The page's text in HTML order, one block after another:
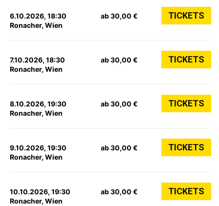
6.10.2026, 18:30
Ronacher, Wien
ab 30,00 € TICKETS
7.10.2026, 18:30
Ronacher, Wien
ab 30,00 € TICKETS
8.10.2026, 19:30
Ronacher, Wien
ab 30,00 € TICKETS
9.10.2026, 19:30
Ronacher, Wien
ab 30,00 € TICKETS
10.10.2026, 19:30
Ronacher, Wien
ab 30,00 € TICKETS